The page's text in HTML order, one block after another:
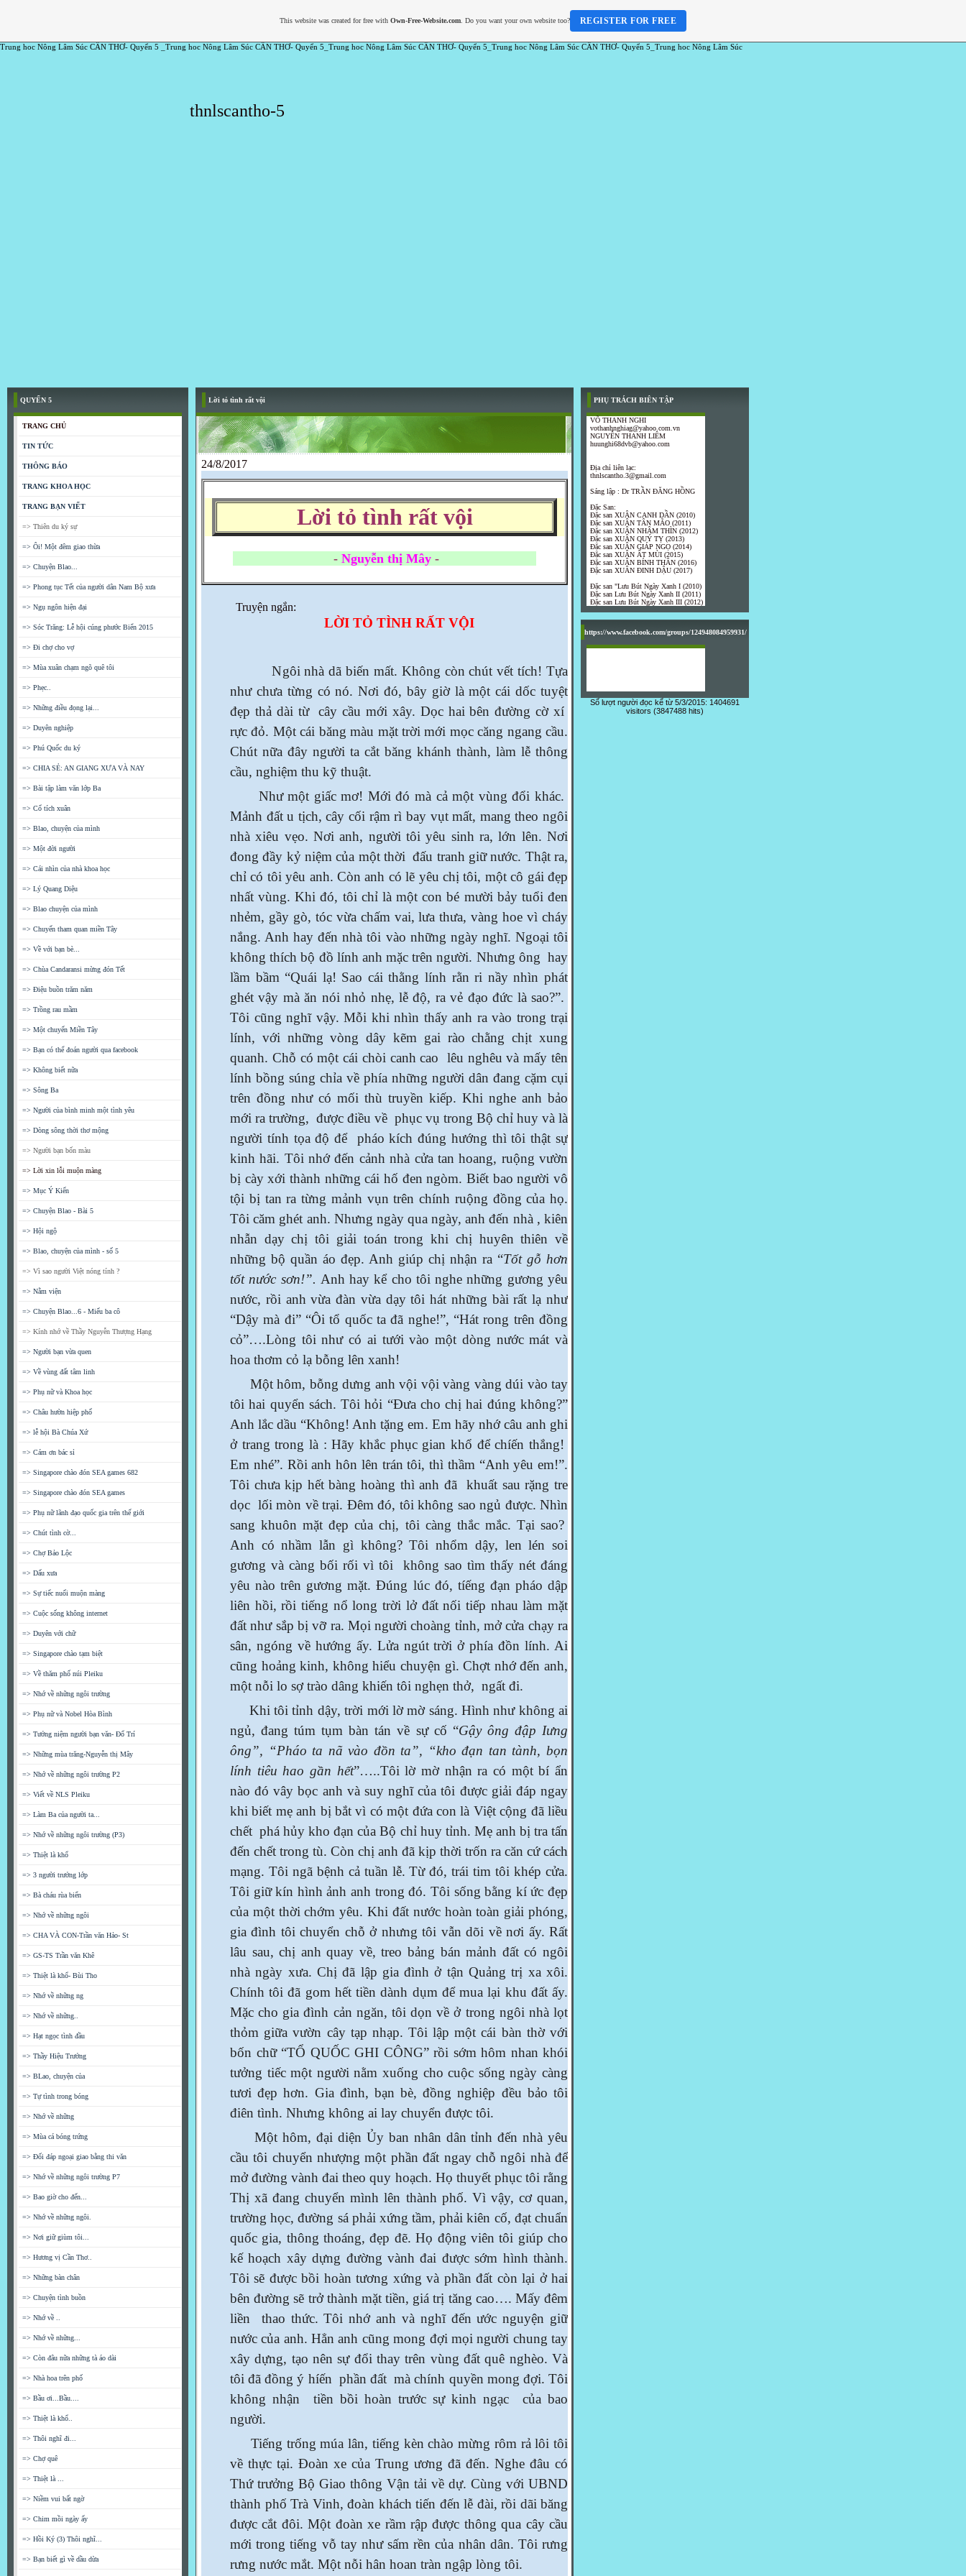
Trung hoc Nông Lâm Súc CẦN THƠ- Quyển 5 _Trung hoc Nông Lâm Súc CẦN THƠ- Quyển 5_Trung hoc Nông Lâm Súc CẦN THƠ- Quyển 5_Trung hoc Nông Lâm Súc CẦN THƠ- Quyển 5_Trung hoc Nông Lâm Súc
thnlscantho-5
QUYỂN 5
TRANG CHỦ
TIN TỨC
THÔNG BÁO
TRANG KHOA HỌC
TRANG BẠN VIẾT
=> Thiên du ký sự
=> Ôi! Một đêm giao thừa
=> Chuyện Blao...
=> Phong tục Tết của người dân Nam Bộ xưa
=> Ngụ ngôn hiện đại
=> Sóc Trăng: Lễ hội cúng phước Biển 2015
=> Đi chợ cho vợ
=> Mùa xuân chạm ngõ quê tôi
=> Phẹc..
=> Những điều đọng lại...
=> Duyên nghiệp
=> Phú Quốc du ký
=> CHIA SẺ: AN GIANG XƯA VÀ NAY
=> Bài tập làm văn lớp Ba
=> Cổ tích xuân
=> Blao, chuyện của mình
=> Một đời người
=> Cái nhìn của nhà khoa học
=> Lý Quang Diệu
=> Blao chuyện của mình
=> Chuyến tham quan miền Tây
=> Về với bạn bè...
=> Chùa Candaransi mừng đón Tết
=> Điệu buồn trăm năm
=> Trồng rau mầm
=> Một chuyến Miền Tây
=> Bạn có thể đoán người qua facebook
=> Không biết nữa
=> Sông Ba
=> Người của bình minh một tình yêu
=> Dòng sông thời thơ mộng
=> Người bạn bốn màu
=> Lời xin lỗi muộn màng
=> Mục Ý Kiến
=> Chuyện Blao - Bài 5
=> Hội ngộ
=> Blao, chuyện của mình - số 5
=> Vì sao người Việt nóng tính ?
=> Nằm viện
=> Chuyện Blao...6 - Miếu ba cô
=> Kính nhớ về Thầy Nguyễn Thượng Hạng
=> Người bạn vừa quen
=> Về vùng đất tâm linh
=> Phụ nữ và Khoa học
=> Châu hườn hiệp phố
=> lễ hội Bà Chúa Xứ
=> Cám ơn bác sỉ
=> Singapore chào đón SEA games 682
=> Singapore chào đón SEA games
=> Phụ nữ lãnh đạo quốc gia trên thế giới
=> Chút tình cờ...
=> Chợ Bảo Lộc
=> Dấu xưa
=> Sự tiếc nuối muộn màng
=> Cuộc sống không internet
=> Duyên với chữ
=> Singapore chào tạm biệt
=> Về thăm phố núi Pleiku
=> Nhớ về những ngôi trường
=> Phụ nữ và Nobel Hòa Bình
=> Tưởng niệm người bạn văn- Đổ Trí
=> Những mùa trăng-Nguyễn thị Mây
=> Nhớ về những ngôi trường P2
=> Viết về NLS Pleiku
=> Làm Ba của người ta...
=> Nhớ về những ngôi trường (P3)
=> Thiệt là khổ
=> 3 người trưởng lớp
=> Bà cháu rùa biển
=> Nhớ về những ngôi
=> CHA VÀ CON-Trần văn Hảo- St
=> GS-TS Trần văn Khê
=> Thiệt là khổ- Bùi Tho
=> Nhớ về những ng
=> Nhớ về những..
=> Hạt ngọc tình đầu
=> Thầy Hiệu Trưởng
=> BLao, chuyện của
=> Tự tình trong bóng
=> Nhớ về những
=> Mùa cá bóng trứng
=> Đối đáp ngoại giao bằng thi văn
=> Nhớ về những ngôi trường P7
=> Bao giờ cho đến...
=> Nhớ về những ngôi.
=> Nơi giữ giùm tôi...
=> Hương vị Cần Thơ..
=> Những bàn chân
=> Chuyện tình buồn
=> Nhớ về ..
=> Nhớ về những...
=> Còn đâu nữa những tà áo dài
=> Nhà hoa trên phố
=> Bầu ơi...Bầu....
=> Thiệt là khổ..
=> Thôi nghĩ đi...
=> Chợ quê
=> Thiệt là ...
=> Niềm vui bất ngờ
=> Chim mồi ngày ấy
=> Hồi Ký (3) Thôi nghĩ...
=> Bạn biết gì về dầu dừa
Lời tỏ tình rất vội
24/8/2017
Lời tỏ tình rất vội
- Nguyễn thị Mây -
Truyện ngắn:
LỜI TỎ TÌNH RẤT VỘI
Ngôi nhà dã biến mất. Không còn chút vết tích! Tựa
như chưa từng có nó. Nơi đó, bây giờ là một cái dốc tuyệt
đẹp thả dài từ cây cầu mới xây. Dọc hai bên đường cờ xí
rực đỏ. Một cái băng màu mặt trời mới mọc căng ngang cầu.
Chút nữa đây người ta cắt băng khánh thành, làm lễ thông
cầu, nghiệm thu kỹ thuật.
Như một giấc mơ! Mới đó mà cả một vùng đổi khác.
Mảnh đất u tịch, cây cối rậm rì bay vụt mất, mang theo ngôi
nhà xiêu vẹo. Nơi anh, người tôi yêu sinh ra, lớn lên. Nơi
đong đầy kỷ niệm của một thời đấu tranh giữ nước. Thật ra,
chỉ có tôi yêu anh. Còn anh có lẽ yêu chị tôi, một cô gái đẹp
nhất vùng. Khi đó, tôi chỉ là một con bé mười bảy tuổi đen
nhẻm, gầy gò, tóc vừa chấm vai, lưa thưa, vàng hoe vì cháy
nắng. Anh hay đến nhà tôi vào những ngày nghĩ. Ngoại tôi
không thích bộ đồ lính anh mặc trên người. Nhưng ông hay
lầm bầm “Quái lạ! Sao cái thằng lính rằn ri nầy nhìn phát
ghét vậy mà ăn nói nhỏ nhẹ, lễ độ, ra vẻ đạo đức là sao?”.
Tôi cũng nghĩ vậy. Mỗi khi nhìn thấy anh ra vào trong trại
lính, với những vòng dây kẽm gai rào chằng chịt xung
quanh. Chỗ có một cái chòi canh cao lêu nghêu và mấy tên
lính bồng súng chỉa về phía những người dân đang cặm cụi
trên đồng như có mối thù truyền kiếp. Khi nghe anh bảo
mới ra trường, được điều về phục vụ trong Bộ chỉ huy và là
người tính tọa độ để pháo kích đúng hướng thì tôi thật sự
kinh hãi. Tôi nhớ đến cảnh nhà cửa tan hoang, ruộng vườn
bị cày xới thành những cái hố đen ngòm. Biết bao người vô
tội bị tan ra từng mảnh vụn trên chính ruộng đồng của họ.
Tôi căm ghét anh. Nhưng ngày qua ngày, anh đến nhà , kiên
nhẫn dạy chị tôi giải toán trong khi chị huyên thiên về
những bộ quần áo đẹp. Anh giúp chị nhận ra “Tốt gỗ hơn
tốt nước sơn!”. Anh hay kể cho tôi nghe những gương yêu
nước, rồi anh vừa đàn vừa dạy tôi hát những bài rất lạ như
“Dậy mà đi” “Ôi tổ quốc ta đã nghe!”, “Hát rong trên đồng
cỏ”….Lòng tôi như có ai tưới vào một dòng nước mát và
hoa thơm cỏ lạ bỗng lên xanh!
Một hôm, bỗng dưng anh vội vội vàng vàng dúi vào tay
tôi hai quyển sách. Tôi hỏi “Đưa cho chị hai đúng không?”
Anh lắc dầu “Không! Anh tặng em. Em hãy nhớ câu anh ghi
ở trang trong là : Hãy khắc phục gian khổ để chíến thắng!
Em nhé”. Rồi anh hôn lên trán tôi, thì thầm “Anh yêu em!”.
Tôi chưa kịp hết bàng hoàng thì anh đã khuất sau rặng tre
dọc lối mòn về trại. Đêm đó, tôi không sao ngủ được. Nhìn
sang khuôn mặt đẹp của chị, tôi càng thắc mắc. Tại sao?
Anh có nhầm lẫn gì không? Tôi nhổm dậy, len lén soi
gương và càng bối rối vì tôi không sao tìm thấy nét đáng
yêu nào trên gương mặt. Đúng lúc đó, tíếng đạn pháo dập
liên hồi, rồi tiếng nổ long trời lở đất nối tiếp nhau làm mặt
đất như sắp bị vỡ ra. Mọi người choàng tỉnh, mở cửa chạy ra
sân, ngóng về hướng ấy. Lửa ngút trời ở phía đồn lính. Ai
cũng hoảng kinh, không hiểu chuyện gì. Chợt nhớ đến anh,
một nỗi lo sợ trào dâng khiến tôi nghẹn thở, ngất đi.
Khi tôi tỉnh dậy, trời mới lờ mờ sáng. Hình như không ai
ngủ, đang túm tụm bàn tán về sự cố “Gậy ông đập Iưng
ông”, “Pháo ta nã vào đồn ta”, “kho đạn tan tành, bọn
lính tiêu hao gần hết”…..Tôi lờ mờ nhận ra có một bí ẩn
nào đó vây bọc anh và suy nghĩ của tôi được giải đáp ngay
khi biết mẹ anh bị bắt vì có một đứa con là Việt cộng đã liều
chết phá hủy kho đạn của Bộ chỉ huy tỉnh. Mẹ anh bị tra tấn
đến chết trong tù. Còn chị anh đã kịp thời trốn ra căn cứ cách
mạng. Tôi ngã bệnh cả tuần lễ. Từ đó, trái tim tôi khép cửa.
Tôi giữ kín hình ảnh anh trong đó. Tôi sống bằng kí ức đẹp
của một thời chớm yêu. Khi đất nước hoàn toàn giải phóng,
gia đình tôi chuyển chỗ ở nhưng tôi vẫn dõi về nơi ấy. Rất
lâu sau, chị anh quay về, treo bảng bán mảnh đất có ngôi
nhà ngày xưa. Chị đã lập gia đình ở tận Quảng trị xa xôi.
Chính tôi đã gom hết tiền dành dụm để mua lại khu đất ấy.
Mặc cho gia đình cản ngăn, tôi dọn về ở trong ngôi nhà lọt
thỏm giữa vườn cây tạp nhạp. Tôi lập một cái bàn thờ với
bốn chữ “TỔ QUỐC GHI CÔNG” rồi sớm hôm nhan khói
tưởng tiếc một người nằm xuống cho cuộc sống ngày càng
tươi đẹp hơn. Gia đình, bạn bè, đồng nghiệp đều bảo tôi
điên tình. Nhưng không ai lay chuyển được tôi.
Một hôm, đại diện Ủy ban nhân dân tỉnh đến nhà yêu
cầu tôi chuyển nhượng một phần đất ngay chỗ ngôi nhà để
mở đường vành đai theo quy hoạch. Họ thuyết phục tôi rằng
Thị xã đang chuyển mình lên thành phố. Vì vậy, cơ quan,
trường học, đường sá phải xứng tầm, phải kiên cố, đạt chuẩn
quốc gia, thông thoáng, đẹp đẽ. Họ động viên tôi giúp cho
kế hoạch xây dựng đường vành đai được sớm hình thành.
Tôi sẽ được bồi hoàn tương xứng và phần đất còn lại ở hai
bên đường sẽ trở thành mặt tiền, giá trị tăng cao…. Mấy đêm
liền thao thức. Tôi nhớ anh và nghĩ đến ước nguyện giữ
nước của anh. Hẳn anh cũng mong đợi mọi người chung tay
xây dựng, tạo nên sự đổi thay trên vùng đất quê nghèo. Và
tôi đã đồng ý híến phần đất mà chính quyền mong đợi. Tôi
không nhận tiền bồi hoàn trước sự kinh ngạc của bao
người.
Tiếng trống múa lân, tiếng kèn chào mừng rôm rả lôi tôi
về thực tại. Đoàn xe của Trung ương đã đến. Nghe đâu có
Thứ trưởng Bộ Giao thông Vận tải về dự. Cùng với UBND
thành phố Trà Vinh, đoàn khách tiến đến lễ đài, rồi dãi băng
được cắt đôi. Một đoàn xe rầm rập được thông qua cây cầu
mới trong tiếng vỗ tay như sấm rền của nhân dân. Tôi rưng
rưng nước mắt. Một nỗi hân hoan tràn ngập lòng tôi.
PHỤ TRÁCH BIÊN TẬP
VÕ THANH NGHI
vothanhnghiag@yahoo.com.vn
NGUYỄN THANH LIÊM
huunghi68dvb@yahoo.com
Địa chỉ liên lạc:
thnlscantho.3@gmail.com
Sáng lập : Dr TRẦN ĐĂNG HỒNG
Đặc San:
Đặc san XUÂN CANH DẦN (2010)
Đặc san XUÂN TÂN MÃO (2011)
Đặc san XUÂN NHÂM THÌN (2012)
Đặc san XUÂN QUÝ TỴ (2013)
Đặc san XUÂN GIÁP NGỌ (2014)
Đặc san XUÂN ẤT MÙI (2015)
Đặc san XUÂN BÍNH THÂN (2016)
Đặc san XUÂN ĐINH DẬU (2017)
Đặc san "Lưu Bút Ngày Xanh I (2010)
Đặc san Lưu Bút Ngày Xanh II (2011)
Đặc san Lưu Bút Ngày Xanh III (2012)
https://www.facebook.com/groups/124948084959931/
Số lượt người đọc kể từ 5/3/2015: 1404691
visitors (3847488 hits)
This website was created for free with Own-Free-Website.com. Do you want your own website too? REGISTER FOR FREE